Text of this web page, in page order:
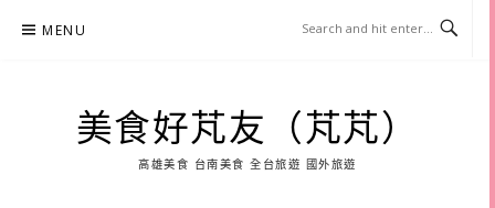
MENU
美食好芃友（芃芃）
高雄美食 台南美食 全台旅遊 國外旅遊